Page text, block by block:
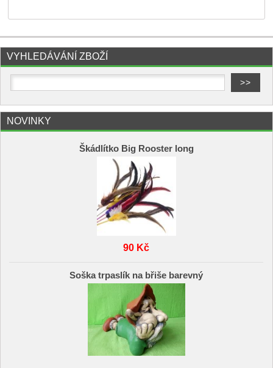
VYHLEDÁVÁNÍ ZBOŽÍ
NOVINKY
Škádlítko Big Rooster long
90 Kč
Soška trpaslík na břiše barevný